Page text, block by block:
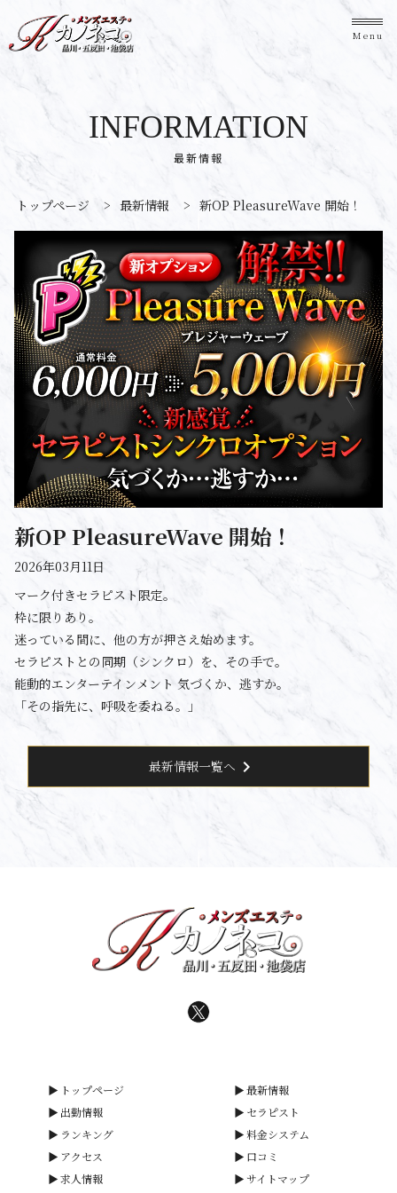
Menu
最新情報
INFORMATION
トップページ > 最新情報 > 新OP PleasureWave 開始！
新OP PleasureWave 開始！
2026年03月11日
マーク付きセラピスト限定。
枠に限りあり。
迷っている間に、他の方が押さえ始めます。
セラピストとの同期（シンクロ）を、その手で。
能動的エンターテインメント 気づくか、逃すか。
「その指先に、呼吸を委ねる。」
最新情報一覧へ chevron_right
トップページ
最新情報
出勤情報
セラピスト
ランキング
料金システム
アクセス
口コミ
求人情報
サイトマップ